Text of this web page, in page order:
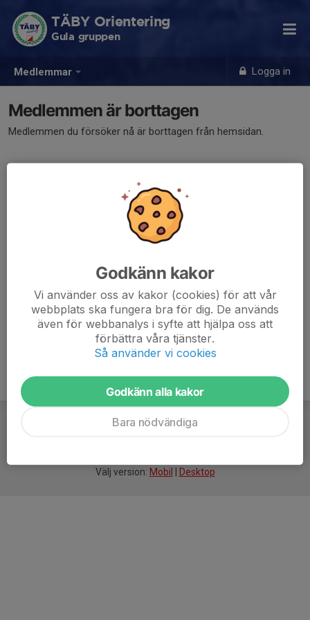
Medlemmar Logga in
TÄBY Orientering
Gula gruppen
Medlemmen är borttagen
Medlemmen du försöker nå är borttagen från hemsidan.
Välj version: Mobil Desktop
Godkänn kakor
Vi använder oss av kakor (cookies) för att vår
webbplats ska fungera bra för dig. De används
även för webbanalys i syfte att hjälpa oss att
förbättra våra tjänster.
Så använder vi cookies
Godkänn alla kakor
Bara nödvändiga